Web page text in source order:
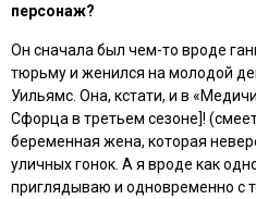
персонаж?
Он сначала был чем-то вроде
тюрьму и женился на молодой
Уильямс. Она, кстати, и в
Сфорца в третьем сезоне]!
беременная жена, которая
уличных гонок. А я вроде как
приглядываю и одновременно с